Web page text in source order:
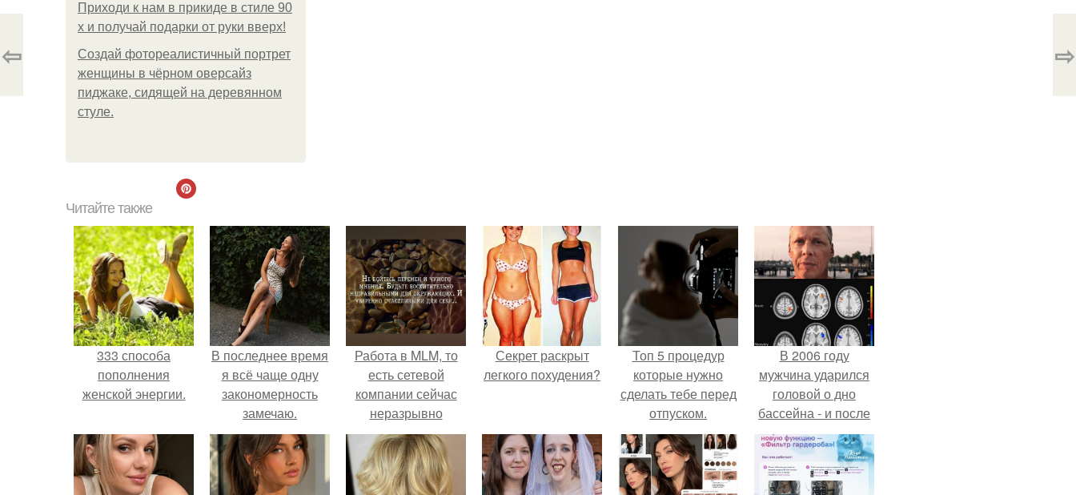
Приходи к нам в прикиде в стиле 90
х и получай подарки от руки вверх!
Создай фотореалистичный портрет
женщины в чёрном оверсайз
пиджаке, сидящей на деревянном
стуле.
⇦ ⇨
Читайте также
333 способа
пополнения
женской энергии.
В последнее время
я всё чаще одну
закономерность
замечаю.
Работа в MLM, то
есть сетевой
компании сейчас
неразрывно
связана с создание
своего контента,
своей страницы в
соц сетях.
Секрет раскрыт
легкого похудения?
Топ 5 процедур
которые нужно
сделать тебе перед
отпуском.
В 2006 году
мужчина ударился
головой о дно
бассейна - и после
этого его жизнь
изменилась самым
странным образом.